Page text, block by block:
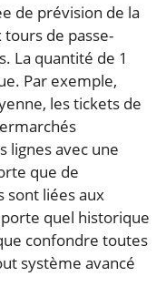
de prévision de la
de passe-
La quantité de 1
Par exemple,
les tickets de
lignes avec une
que de
sont liées aux
quel historique
confondre toutes
système avancé